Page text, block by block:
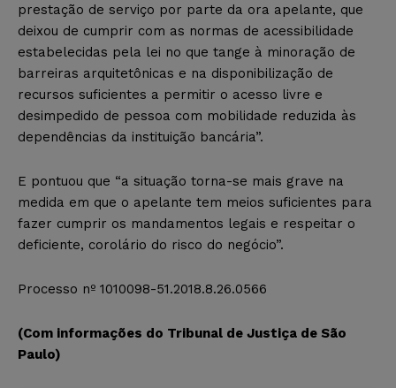
prestação de serviço por parte da ora apelante, que
deixou de cumprir com as normas de acessibilidade
estabelecidas pela lei no que tange à minoração de
barreiras arquitetônicas e na disponibilização de
recursos suficientes a permitir o acesso livre e
desimpedido de pessoa com mobilidade reduzida às
dependências da instituição bancária”.
E pontuou que “a situação torna-se mais grave na
medida em que o apelante tem meios suficientes para
fazer cumprir os mandamentos legais e respeitar o
deficiente, corolário do risco do negócio”.
Processo nº 1010098-51.2018.8.26.0566
(Com informações do Tribunal de Justiça de São
Paulo)